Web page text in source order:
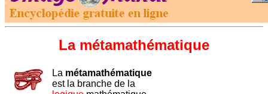
La métamathématique
La métamathématique
est la branche de la